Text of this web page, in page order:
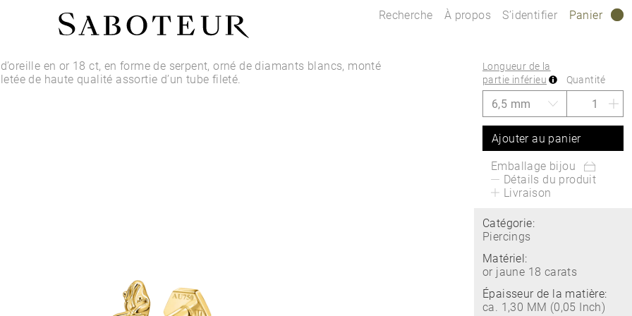
Recherche À propos S’identifier Panier
Acheter par Typeen or 18 ct, en forme de serpent, orné de diamants blancs, monté
de haute qualité assortie d’un tube fileté.
Longueur de la
partie inférieu
Quantité
Ajouter au panier
Emballage bijou
Détails du produit
Catégorie:
Piercings
Matériel:
or jaune 18 carats
Épaisseur de la matière:
ca. 1,30 MM (0,05 Inch)
Livraison